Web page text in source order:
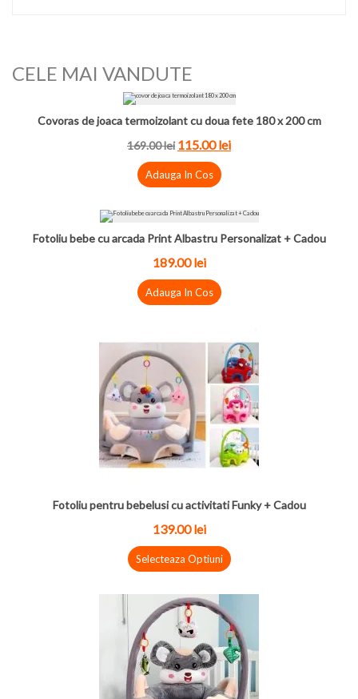
CELE MAI VANDUTE
Covoras de joaca termoizolant cu doua fete 180 x 200 cm
169.00lei 115.00lei
Adauga In Cos
Fotoliu bebe cu arcada Print Albastru Personalizat + Cadou
189.00lei
Adauga In Cos
Fotoliu pentru bebelusi cu activitati Funky + Cadou
139.00lei
Selecteaza Optiuni